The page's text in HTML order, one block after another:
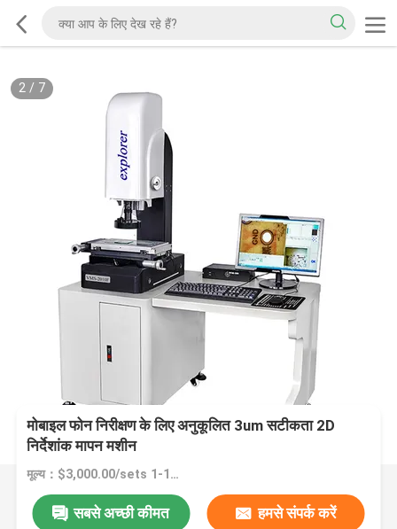
2/ 7
मोबाइल फोन निरीक्षण के लिए अनुकूलित 3um सटीकता 2D
निर्देशांक मापन मशीन
मूल्य：$3,000.00/sets 1-1 sets
सबसे अच्छी कीमत हमसे संपर्क करें